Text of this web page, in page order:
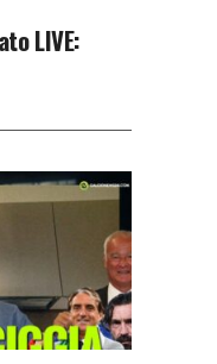
LIVE: